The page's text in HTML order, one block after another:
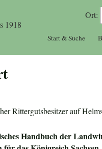
1918
Ort:
Start & Suche
Rittergutsbesitzer auf
Handbuch der